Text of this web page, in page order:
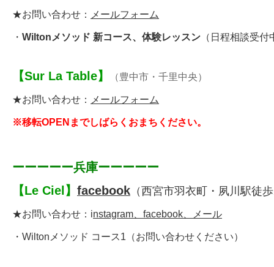
★お問い合わせ： メールフォーム
・ Wiltonメソッド 新コース、体験レッスン （日程相談受付
【Sur La Table】 （豊中市・千里中央）
★お問い合わせ： メールフォーム
※移転OPENまでしばらくおまちください。
ーーーーー兵庫ーーーーー
【Le Ciel 】 facebook （西宮市羽衣町・夙川駅徒
★お問い合わせ： instagram、facebook、メール
・Wiltonメソッド コース1（お問い合わせください）